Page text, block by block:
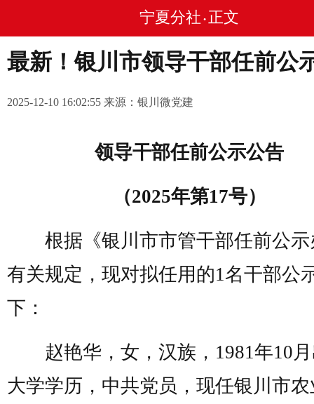
宁夏分社 • 正文
最新！银川市领导干部任前公
2025-12-10 16:02:55 来源：银川微党建
领导干部任前公示公告
（2025年第17号）
根据《银川市市管干部任前公示
有关规定，现对拟任用的1名干部公
下：
赵艳华，女，汉族，1981年10月
大学学历，中共党员，现任银川市